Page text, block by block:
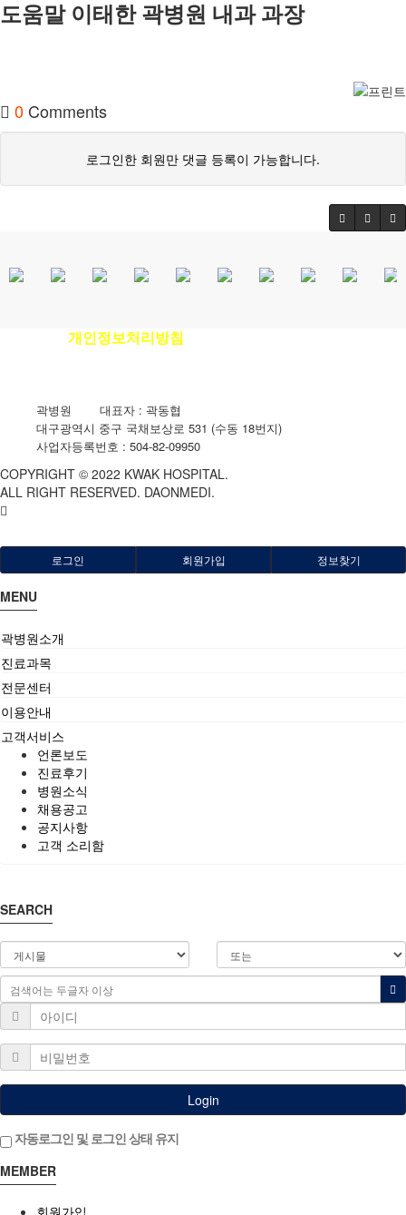
도움말 이태한 곽병원 내과 과장
0 Comments
로그인한 회원만 댓글 등록이 가능합니다.
개인정보처리방침
곽병원 대표자 : 곽동협
대구광역시 중구 국채보상로 531 (수동 18번지)
사업자등록번호 : 504-82-09950
COPYRIGHT © 2022 KWAK HOSPITAL.
ALL RIGHT RESERVED. DAONMEDI.
로그인 회원가입 정보찾기
MENU
곽병원소개
진료과목
전문센터
이용안내
고객서비스
언론보도
진료후기
병원소식
채용공고
공지사항
고객 소리함
SEARCH
Login
자동로그인 및 로그인 상태 유지
MEMBER